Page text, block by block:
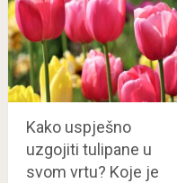
Kako uspješno
uzgojiti tulipane u
svom vrtu? Koje je